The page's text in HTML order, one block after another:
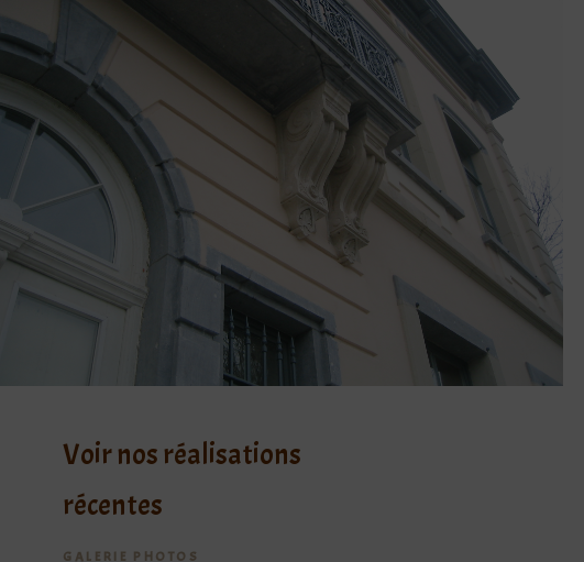
Voir nos réalisations
récentes
GALERIE PHOTOS